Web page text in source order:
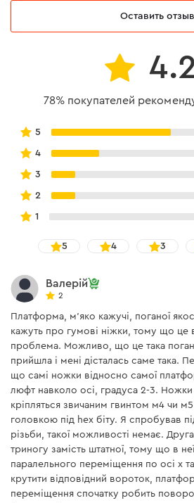
Эргономика
пузырьковый уровень
надежного сцепления с
Оставить отзыв
78% покупателей
5
4
3
2
1
5 4 3
Валерій
2
Платформа, м'яко кажучі, поганої
кажуть про гумові ніжки, тому що це
проблема. Можливо, що це така
прийшла і мені дісталась саме така.
що самі ножки відносно самої
люфт навколо осі, градуса 2-3.
кріпляться звичаним гвинтом м4 чи
головкою під hex біту. Я спробував
різьби, такої можливості немає.
триногу замість штатної, тому що в
паралельного переміщення по осі х
крутити відповідний вороток,
переміщення спочатку робить